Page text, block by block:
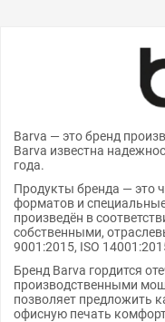
Barva — это бренд
Barva известна
года.
Продукты бренда — это
форматов и
произведён в
собственными,
9001:2015, ISO
Бренд Barva гордится
производственными
позволяет предложить
офисную печать